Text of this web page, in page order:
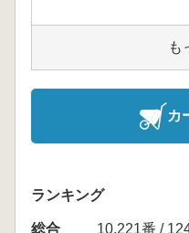
も
カ
ランキング
総合 10,221番 /